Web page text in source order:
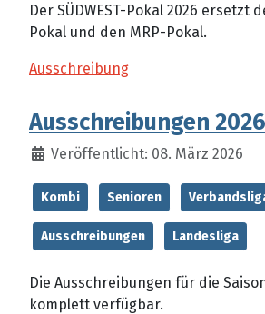
Der SÜDWEST-Pokal 2026 ersetzt
Pokal und den MRP-Pokal.
Ausschreibung
Ausschreibungen 2026
Veröffentlicht: 08. März 2026
Kombi Senioren
Ausschreibungen Landesliga
Die Ausschreibungen für die
komplett verfügbar.